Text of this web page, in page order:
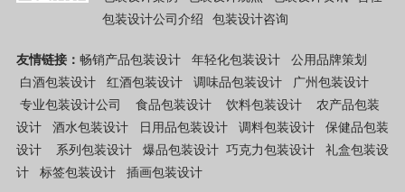
包装设计公司介绍
包装设计咨询
友情链接： 畅销产品包装设计 年轻化包装设计
公用品牌策划
白酒包装设计
红酒包装设计 调味品包装设计
广州包装设计
专业包装设计公司
食品包装设计 饮料包装设计
农产品包装
设计
酒水包装设计 日用品包装设计 调料包装设计
保健品包装
设计
系列包装设计 爆品包装设计 巧克力包装设计
礼盒包装设
计
标签包装设计 插画包装设计